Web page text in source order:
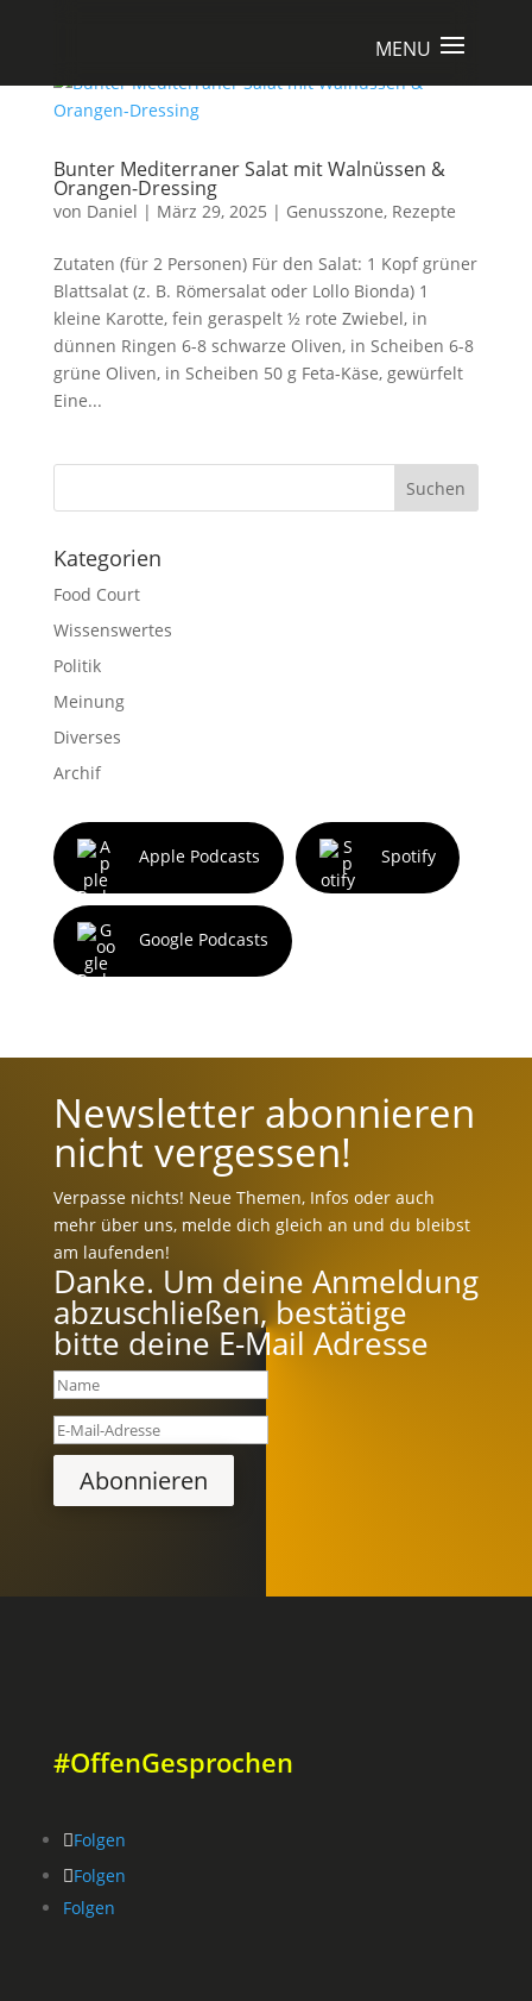
Bunter Mediterraner Salat mit Walnüssen &
Orangen-Dressing
von Daniel | März 29, 2025 | Genusszone, Rezepte
Zutaten (für 2 Personen) Für den Salat: 1 Kopf grüner
Blattsalat (z. B. Römersalat oder Lollo Bionda) 1
kleine Karotte, fein geraspelt ½ rote Zwiebel, in
dünnen Ringen 6-8 schwarze Oliven, in Scheiben 6-8
grüne Oliven, in Scheiben 50 g Feta-Käse, gewürfelt
Eine...
Suchen
Kategorien
Food Court
Wissenswertes
Politik
Meinung
Diverses
Archif
Apple Podcasts Spotify
Google Podcasts
Newsletter abonnieren
nicht vergessen!
Verpasse nichts! Neue Themen, Infos oder auch
mehr über uns, melde dich gleich an und du bleibst
am laufenden!
Danke. Um deine Anmeldung
abzuschließen, bestätige
bitte deine E-Mail Adresse
Abonnieren
#OffenGesprochen
Folgen
Folgen
Folgen